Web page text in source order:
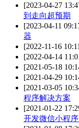
[2023-04-27
到走向超预期
[2023-04-11
器
[2022-11-16
[2022-04-14
[2021-05-18
[2021-04-29
[2021-03-05
程序解决方案
[2021-01-22
开发微信小程序